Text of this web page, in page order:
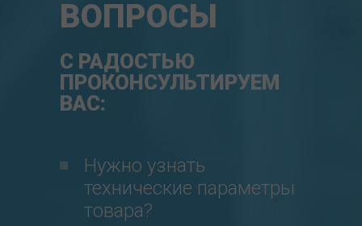
ВОПРОСЫ
С РАДОСТЬЮ
ПРОКОНСУЛЬТИРУЕМ
ВАС:
Нужно узнать
технические параметры
товара?